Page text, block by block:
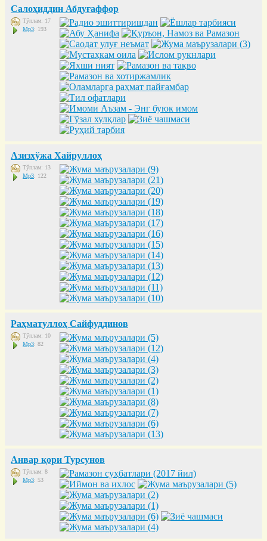
Салоҳиддин Абдуғаффор
Тўплам: 17
Mp3: 193
Азизхўжа Хайруллоҳ
Тўплам: 13
Mp3: 122
Раҳматуллоҳ Сайфуддинов
Тўплам: 10
Mp3: 82
Анвар қори Турсунов
Тўплам: 8
Mp3: 53